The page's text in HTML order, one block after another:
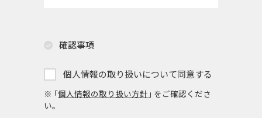
確認事項
個人情報の取り扱いについて同意する
※ ｢個人情報の取り扱い方針 ｣ をご確認くださ
い。